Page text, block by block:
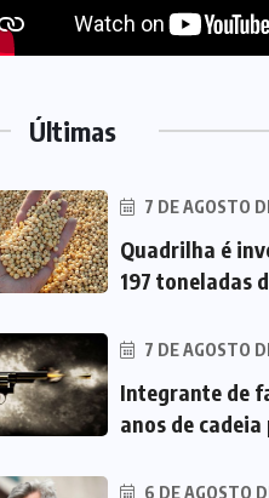
Últimas
7 DE AGOSTO
Quadrilha é
197 toneladas
7 DE AGOSTO
Integrante de
anos de cadeia
6 DE AGOSTO